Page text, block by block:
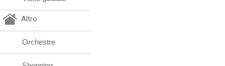
Altro
Orchestre